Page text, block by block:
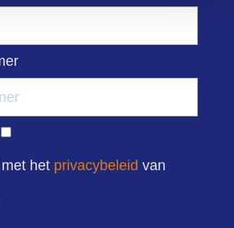
het privacybeleid van